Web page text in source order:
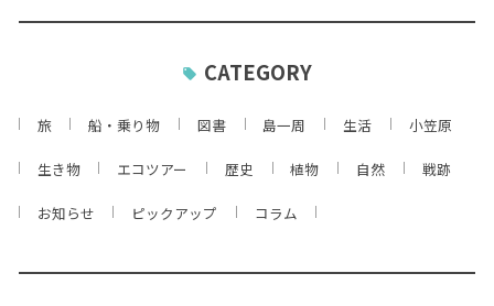
CATEGORY
旅 船・乗り物 図書 島一周 生活 小笠原
生き物 エコツアー 歴史 植物 自然 戦跡
お知らせ ピックアップ コラム